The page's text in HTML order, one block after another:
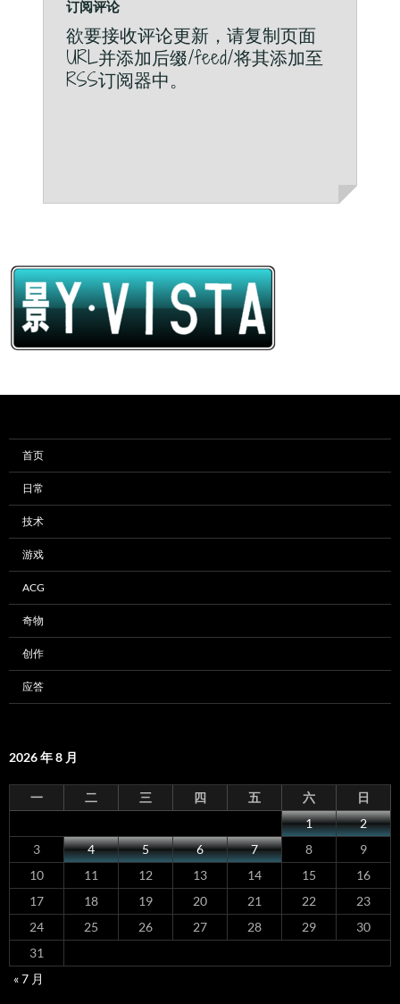
订阅评论
欲要接收评论更新，请复制页面
URL并添加后缀/feed/将其添加至
RSS订阅器中。
首页
日常
技术
游戏
ACG
奇物
创作
应答
2026 年 8 月
一 二 三 四 五 六
日
1
2
3
4 5 6 7 8
9
10
11 12 13 14 15
16
17
18 19 20 21 22
23
24
25 26 27 28 29
30
31
« 7 月